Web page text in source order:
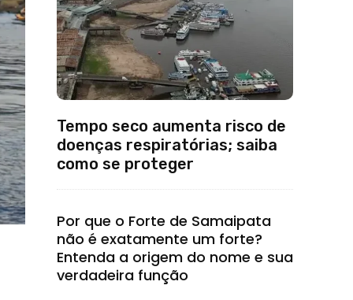
Tempo seco aumenta risco de
doenças respiratórias; saiba
como se proteger
Por que o Forte de Samaipata
não é exatamente um forte?
Entenda a origem do nome e sua
verdadeira função